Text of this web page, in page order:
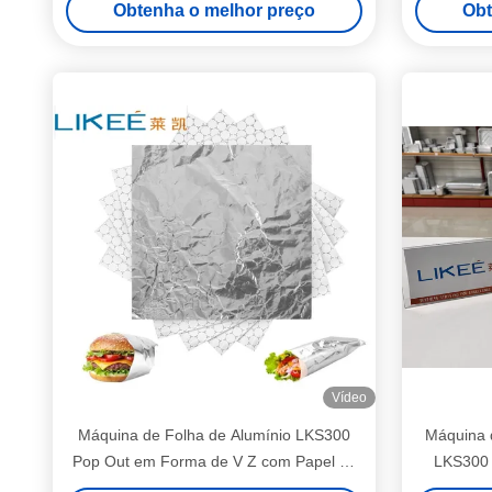
Obtenha o melhor preço
folha de
folha de
folha de
folha de
folha
Vídeo
Máquina de Folha de Alumínio LKS300
Pop Out em Forma de V Z com Papel de
Cozer Intertravado
Máquina